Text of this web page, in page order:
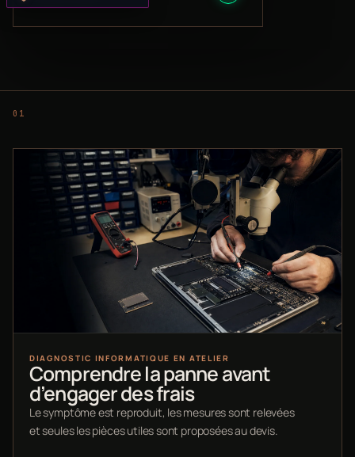
DIAGNOSTIC INFORMATIQUE EN ATELIER
Comprendre la panne avant
d’engager des frais
Le symptôme est reproduit, les mesures sont relevées
et seules les pièces utiles sont proposées au devis.